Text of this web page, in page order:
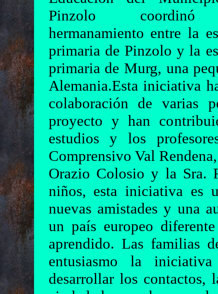
Pinzolo
hermanamiento entre la
primaria de Pinzolo y la
primaria de Murg, una
Alemania.Esta iniciativa
colaboración de varias
proyecto y han
estudios y los
Comprensivo Val
Orazio Colosio y la Sra.
niños, esta iniciativa es
nuevas amistades y una
un país europeo
aprendido. Las familias
entusiasmo la
desarrollar los